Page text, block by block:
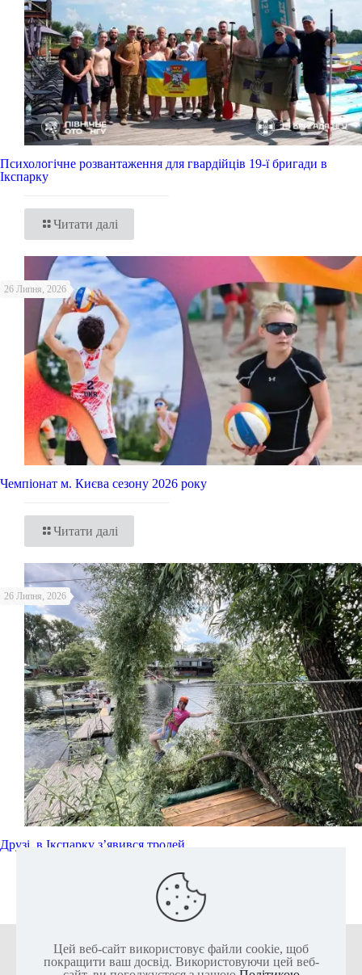
Психологічне розвантаження для гвардійців 19-ї бригади в
Ікспарку
Читати далі
26 Липня, 2026
Чемпіонат м. Києва сезону 2026 року
Читати далі
26 Липня, 2026
Друзі, в Ікспарку з’явився тролей
+38 (050) 136-25-80 +38 (063) 136-25-85
Цей веб-сайт використовує файли cookie, щоб
покращити ваш досвід. Використовуючи цей веб-